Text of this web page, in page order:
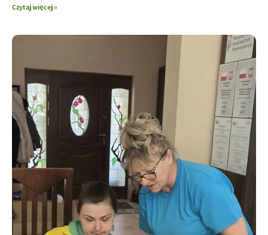
Czytaj więcej »